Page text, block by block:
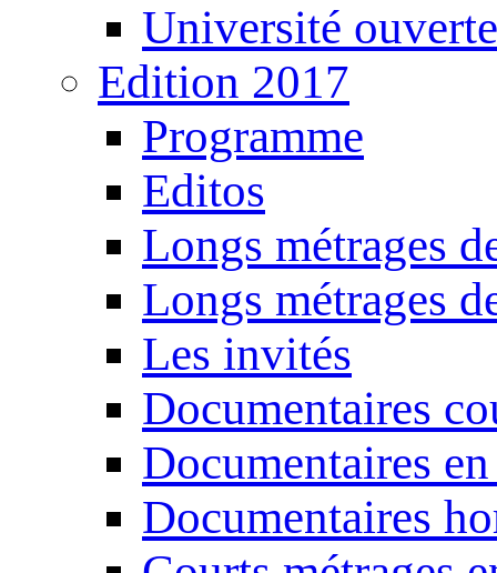
Université ouverte
Edition 2017
Programme
Editos
Longs métrages
Longs métrages
Les invités
Documentaires
Documentaires
Documentaires